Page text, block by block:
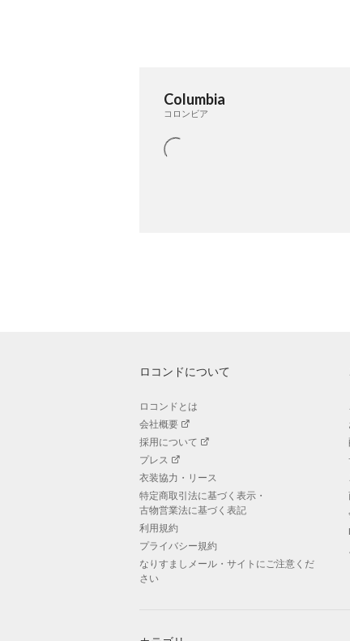
Columbia
コロンビア
ロコンドについて
ロコンドとは
会社概要
採用について
プレス
衣装協力・リース
特定商取引法に基づく表示・
古物営業法に基づく表記
利用規約
プライバシー規約
なりすましメール・サイトにご注意くだ
さい